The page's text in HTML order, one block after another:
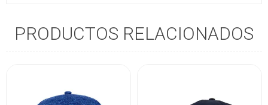
PRODUCTOS RELACIONADOS